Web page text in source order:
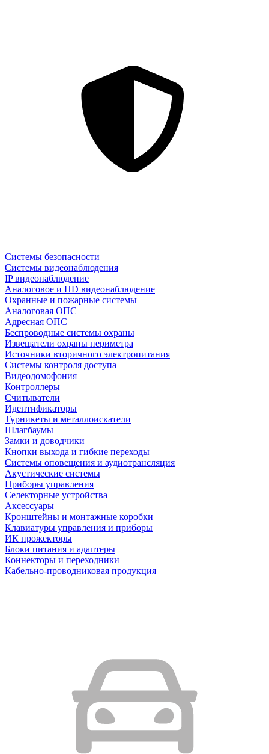
Системы безопасности
Системы видеонаблюдения
IP видеонаблюдение
Аналоговое и HD видеонаблюдение
Охранные и пожарные системы
Аналоговая ОПС
Адресная ОПС
Беспроводные системы охраны
Извещатели охраны периметра
Источники вторичного электропитания
Системы контроля доступа
Видеодомофония
Контроллеры
Считыватели
Идентификаторы
Турникеты и металлоискатели
Шлагбаумы
Замки и доводчики
Кнопки выхода и гибкие переходы
Системы оповещения и аудиотрансляция
Акустические системы
Приборы управления
Селекторные устройства
Аксессуары
Кронштейны и монтажные коробки
Клавиатуры управления и приборы
ИК прожекторы
Блоки питания и адаптеры
Коннекторы и переходники
Кабельно-проводниковая продукция